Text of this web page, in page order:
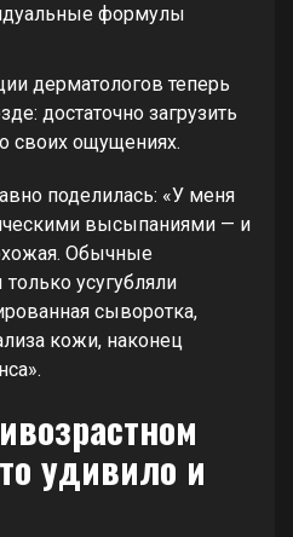
формулы
дерматологов теперь
достаточно загрузить
своих ощущениях.
поделилась: «У меня
высыпаниями — и
Обычные
усугубляли
сыворотка,
кожи, наконец
удивило и